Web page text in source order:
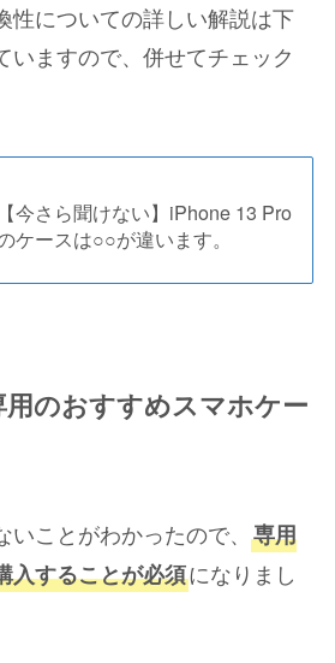
性についての詳しい解説は下
いますので、併せてチェック
【今さら聞けない】iPhone 13 Pro
ケースは○○が違います。
用のおすすめスマホケー
ことがわかったので、 専用
入することが必須になりまし